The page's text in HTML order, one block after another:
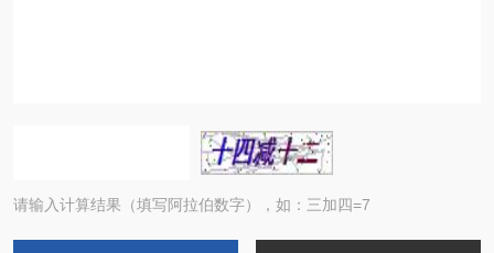
请输入计算结果（填写阿拉伯数字），如：三加四=7